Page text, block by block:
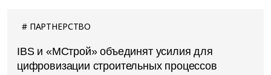
ПАРТНЕРСТВО
IBS и «МСтрой» объединят усилия для
цифровизации строительных процессов